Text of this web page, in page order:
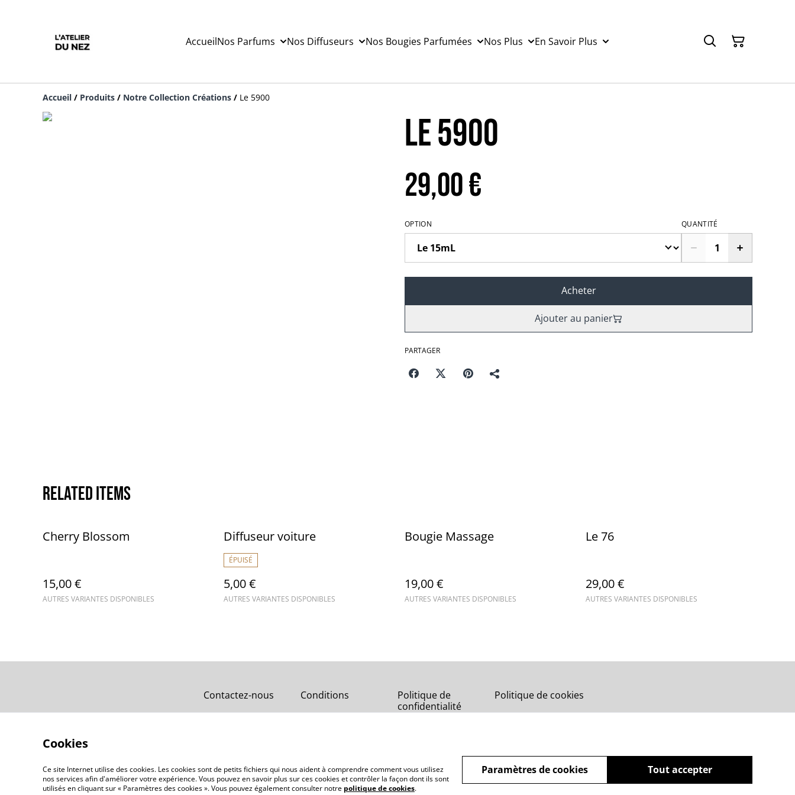
AccueilNos Parfums Nos Diffuseurs Nos Bougies Parfumées Nos Plus En Savoir Plus
Accueil / Produits / Notre Collection Créations / Le 5900
Le 5900
29,00 €
OPTION QUANTITÉ
Acheter
Ajouter au panier
PARTAGER
Related items
Cherry Blossom
15,00 €
AUTRES VARIANTES DISPONIBLES
Diffuseur voiture
ÉPUISÉ
5,00 €
AUTRES VARIANTES DISPONIBLES
Bougie Massage
19,00 €
AUTRES VARIANTES DISPONIBLES
Le 76
29,00 €
AUTRES VARIANTES DISPONIBLES
Contactez-nous Conditions
Politique de
confidentialité
Politique de cookies
Cookies
Ce site Internet utilise des cookies. Les cookies sont de petits fichiers qui nous aident à comprendre comment vous utilisez
nos services afin d'améliorer votre expérience. Vous pouvez en savoir plus sur ces cookies et contrôler la façon dont ils sont
utilisés en cliquant sur « Paramètres des cookies ». Vous pouvez également consulter notre politique de cookies.
Tout accepter
Paramètres de cookies